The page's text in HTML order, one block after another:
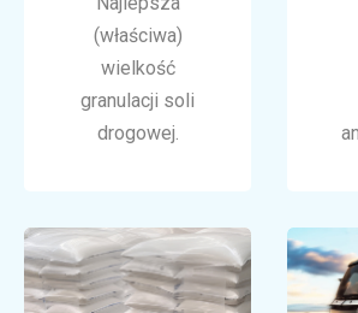
(właściwa)
wielkość
granulacji soli
drogowej.